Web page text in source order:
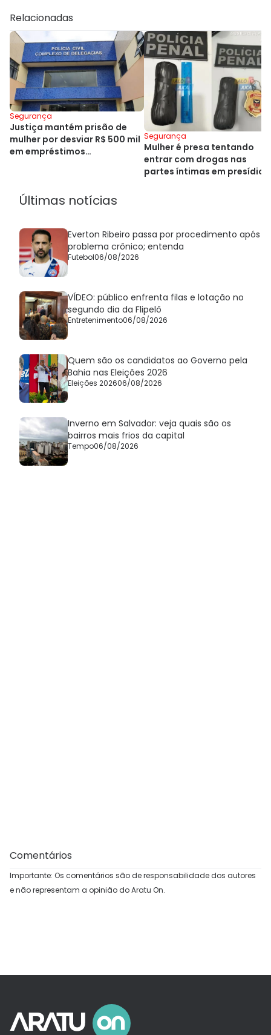
Relacionadas
Segurança
Justiça mantém prisão de
mulher por desviar R$ 500 mil
em empréstimos
Segurança
Mulher é presa tentando
entrar com drogas nas
partes íntimas em presídio
Últimas notícias
Everton Ribeiro passa por procedimento após
problema crônico; entenda
Futebol06/08/2026
VÍDEO: público enfrenta filas e lotação no
segundo dia da Flipelô
Entretenimento06/08/2026
Quem são os candidatos ao Governo pela
Bahia nas Eleições 2026
Eleições 202606/08/2026
Inverno em Salvador: veja quais são os
bairros mais frios da capital
Tempo06/08/2026
Comentários
Importante: Os comentários são de responsabilidade dos autores
e não representam a opinião do Aratu On.